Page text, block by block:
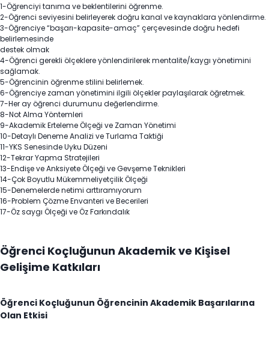
1-Öğrenciyi tanıma ve beklentilerini öğrenme.
2-Öğrenci seviyesini belirleyerek doğru kanal ve kaynaklara yönlendirme.
3-Öğrenciye “başarı-kapasite-amaç” çerçevesinde doğru hedefi
belirlemesinde
destek olmak
4-Öğrenci gerekli ölçeklere yönlendirilerek mentalite/kaygı yönetimini
sağlamak.
5-Öğrencinin öğrenme stilini belirlemek.
6-Öğrenciye zaman yönetimini ilgili ölçekler paylaşılarak öğretmek.
7-Her ay öğrenci durumunu değerlendirme.
8-Not Alma Yöntemleri
9-Akademik Erteleme Ölçeği ve Zaman Yönetimi
10-Detaylı Deneme Analizi ve Turlama Taktiği
11-YKS Senesinde Uyku Düzeni
12-Tekrar Yapma Stratejileri
13-Endişe ve Anksiyete Ölçeği ve Gevşeme Teknikleri
14-Çok Boyutlu Mükemmeliyetçilik Ölçeği
15-Denemelerde netimi arttıramıyorum
16-Problem Çözme Envanteri ve Becerileri
17-Öz saygı Ölçeği ve Öz Farkındalık
Öğrenci Koçluğunun Akademik ve Kişisel
Gelişime Katkıları
Öğrenci Koçluğunun Öğrencinin Akademik Başarılarına
Olan Etkisi